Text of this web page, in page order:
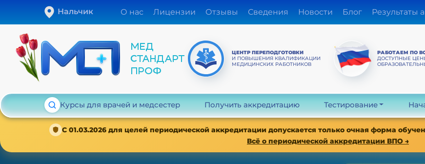
Нальчик О нас Лицензии Отзывы Сведения Новости Блог Результаты
ЦЕНТР ПЕРЕПОДГОТОВКИ
И ПОВЫШЕНИЯ КВАЛИФИКАЦИИ
МЕДИЦИНСКИХ РАБОТНИКОВ
РАБОТАЕМ ПО
ДОСТУПНЫЕ
Курсы для врачей и медсестер Получить аккредитацию Тестирование
С 01.03.2026 для целей периодической аккредитации допускается только очная форма
Всё о периодической аккредитации ВПО →